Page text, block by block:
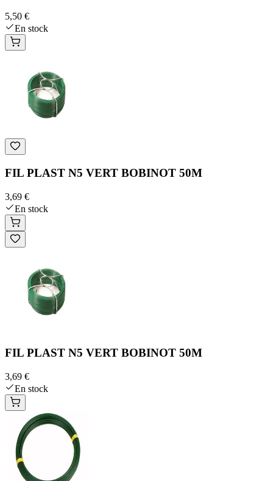
5,50 €
En stock
FIL PLAST N5 VERT BOBINOT 50M
3,69 €
En stock
FIL PLAST N5 VERT BOBINOT 50M
3,69 €
En stock